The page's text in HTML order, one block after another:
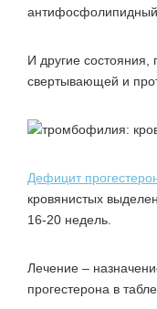
антифосфолипидный
И другие
свертывающей и
Дефицит
кровянистых
16-20 недель.
Лечение –
прогестерона в